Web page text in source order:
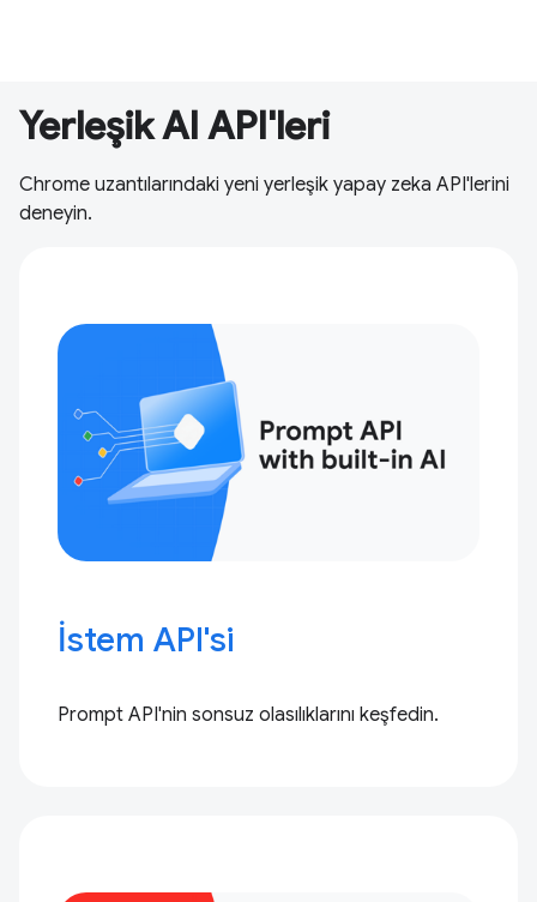
Yerleşik AI API'leri
Chrome uzantılarındaki yeni yerleşik yapay zeka API'lerini
deneyin.
İstem API'si
Prompt API'nin sonsuz olasılıklarını keşfedin.